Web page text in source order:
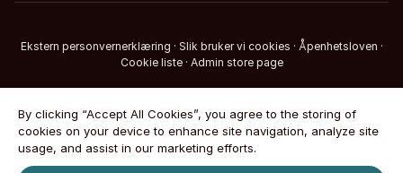
Ekstern personvernerklæring · Slik bruker vi cookies · Åpenhetsloven ·
Cookie liste · Admin store page
By clicking “Accept All Cookies”, you agree to the storing of
cookies on your device to enhance site navigation, analyze site
usage, and assist in our marketing efforts.